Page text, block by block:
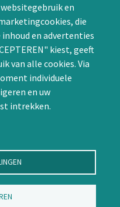
en
die
en advertenties
kiest, geeft
van alle cookies. Via
individuele
en uw
intrekken.